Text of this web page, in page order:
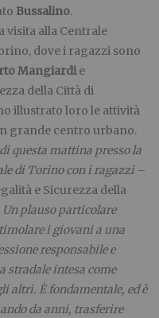
Bussalino.
visita alla Centrale
dove i ragazzi sono
Mangiardie
della Città di
illustrato loro le attività
grande centro urbano.
questa mattina presso la
di Torino con i ragazzi–
e Sicurezza della
Un plauso particolare
i giovani a una
responsabile e
stradale intesa come
altri. È fondamentale, ed è
da anni, trasferire